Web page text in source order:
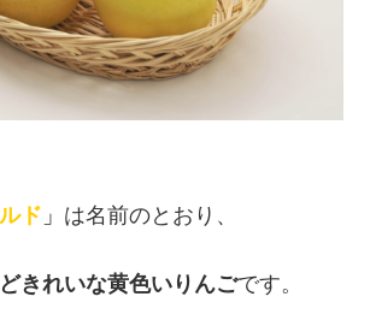
ド 」 は名前のとおり、
きれいな黄色いりんごです。